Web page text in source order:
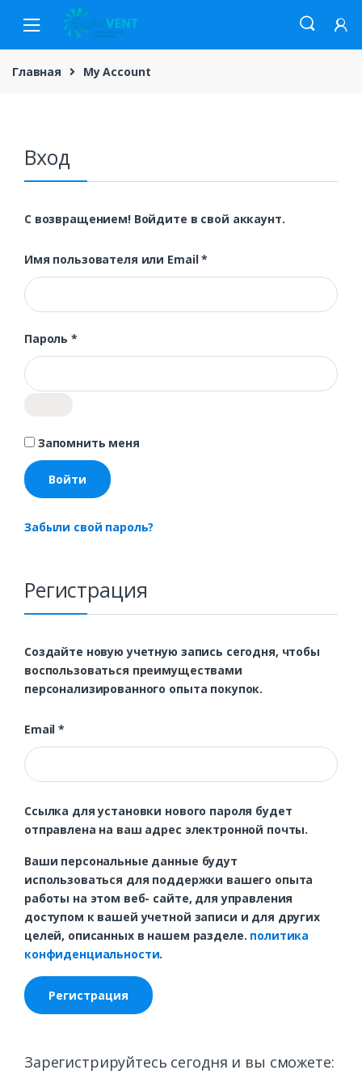
navigation
content
Главная
My Account
Вход
С возвращением! Войдите в свой аккаунт.
Имя пользователя или Email*
Пароль*Обязательно
Запомнить меня
Войти
Забыли свой пароль?
Регистрация
Создайте новую учетную запись сегодня, чтобы
воспользоваться преимуществами
персонализированного опыта покупок.
Email*
Ссылка для установки нового пароля будет
отправлена ​​на ваш адрес электронной почты.
Ваши персональные данные будут
использоваться для поддержки вашего опыта
работы на этом веб- сайте, для управления
доступом к вашей учетной записи и для других
целей, описанных в нашем разделе. политика
конфиденциальности.
Регистрация
Зарегистрируйтесь сегодня и вы сможете: